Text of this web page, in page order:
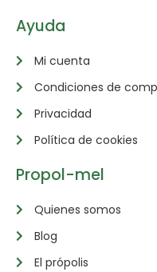
Ayuda
Mi cuenta
Condiciones de
Privacidad
Política de cookies
Propol-mel
Quienes somos
Blog
El própolis